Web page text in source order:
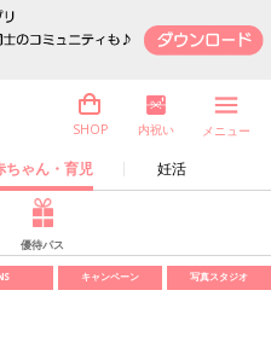
ちゃん・育児 妊活
SHOP 内祝い メニュー
優待パス
キャンペーン 写真スタジオ